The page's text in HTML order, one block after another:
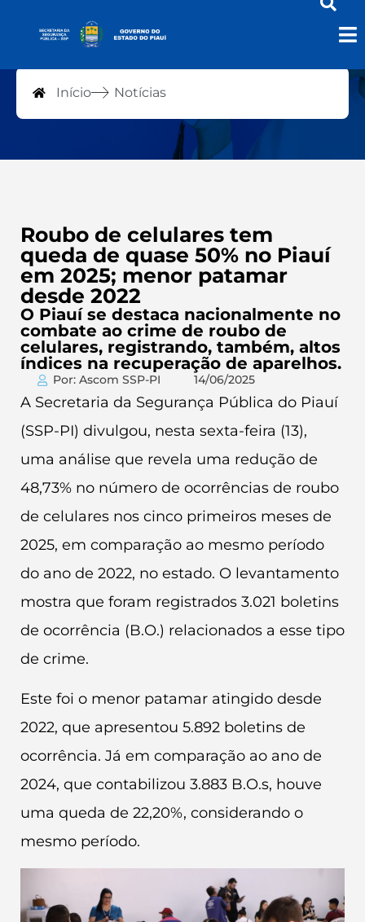
Notícias
Início Notícias
Roubo de celulares tem
queda de quase 50% no Piauí
em 2025; menor patamar
desde 2022
O Piauí se destaca nacionalmente no
combate ao crime de roubo de
celulares, registrando, também, altos
índices na recuperação de aparelhos.
Por: Ascom SSP-PI 14/06/2025
A Secretaria da Segurança Pública do Piauí
(SSP-PI) divulgou, nesta sexta-feira (13),
uma análise que revela uma redução de
48,73% no número de ocorrências de roubo
de celulares nos cinco primeiros meses de
2025, em comparação ao mesmo período
do ano de 2022, no estado. O levantamento
mostra que foram registrados 3.021 boletins
de ocorrência (B.O.) relacionados a esse tipo
de crime.
Este foi o menor patamar atingido desde
2022, que apresentou 5.892 boletins de
ocorrência. Já em comparação ao ano de
2024, que contabilizou 3.883 B.O.s, houve
uma queda de 22,20%, considerando o
mesmo período.